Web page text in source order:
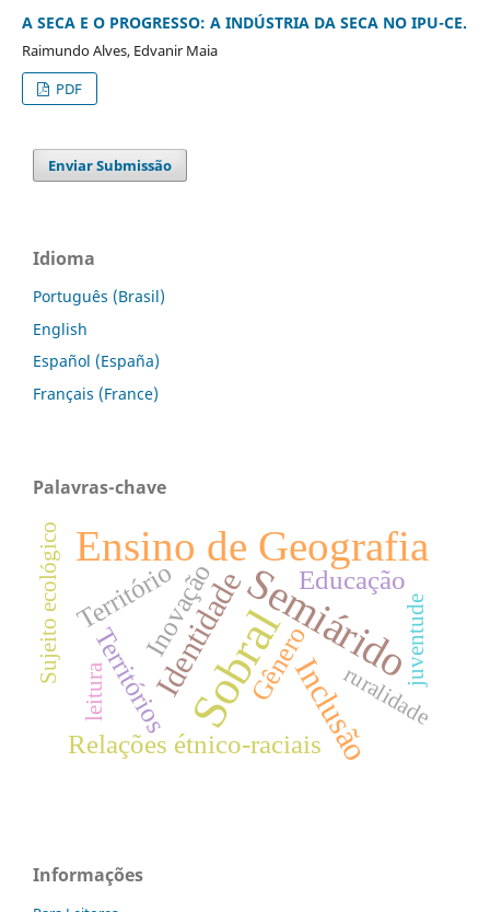
A SECA E O PROGRESSO: A INDÚSTRIA DA SECA NO IPU-CE.
Raimundo Alves, Edvanir Maia
PDF
Enviar Submissão
Idioma
Português (Brasil)
English
Español (España)
Français (France)
Palavras-chave
SobralSemiárido
Ensino de Geografia
Inclusão
Identidade Educação
Relações étnico-raciais
Territórios Gênero
Inovação
Território juventude
ruralidade
leitura
Sujeito ecológico
Informações